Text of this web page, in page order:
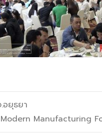
อยุธยา
Manufacturing